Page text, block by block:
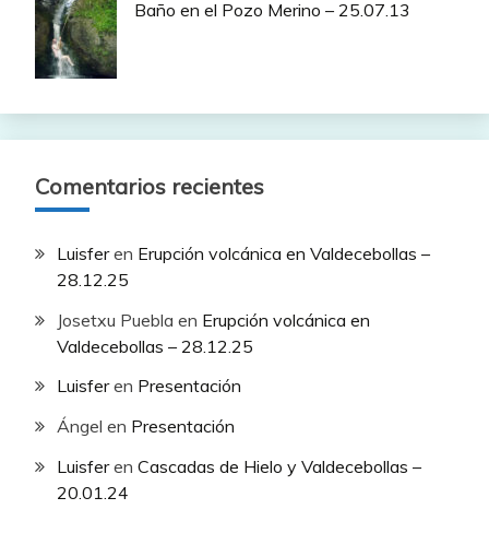
Baño en el Pozo Merino – 25.07.13
Comentarios recientes
Luisferen Erupción volcánica en Valdecebollas –
28.12.25
Josetxu Puebla en Erupción volcánica en
Valdecebollas – 28.12.25
Luisferen Presentación
Ángel en Presentación
Luisferen Cascadas de Hielo y Valdecebollas –
20.01.24